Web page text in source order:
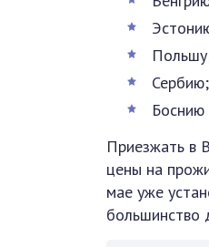
Сербию;
Боснию
Приезжать в
цены на
мае уже
большинство